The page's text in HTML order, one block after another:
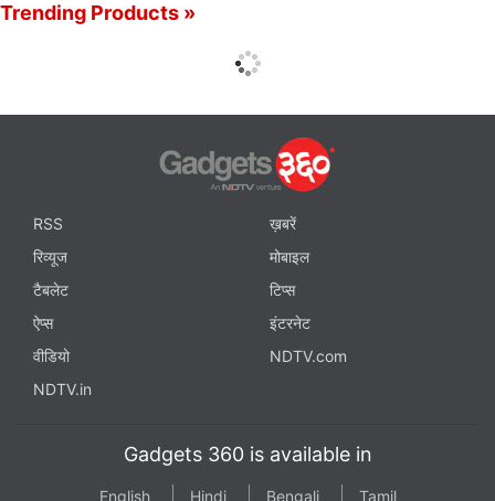
Trending Products »
RSS
ख़बरें
रिव्यूज
मोबाइल
टैबलेट
टिप्स
ऐप्स
इंटरनेट
वीडियो
NDTV.com
NDTV.in
Gadgets 360 is available in
English Hindi Bengali Tamil